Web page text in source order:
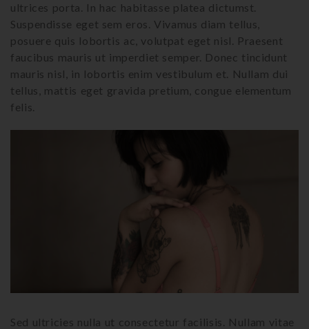
ultrices porta. In hac habitasse platea dictumst.
Suspendisse eget sem eros. Vivamus diam tellus,
posuere quis lobortis ac, volutpat eget nisl. Praesent
faucibus mauris ut imperdiet semper. Donec tincidunt
mauris nisl, in lobortis enim vestibulum et. Nullam dui
tellus, mattis eget gravida pretium, congue elementum
felis.
Sed ultricies nulla ut consectetur facilisis. Nullam vitae